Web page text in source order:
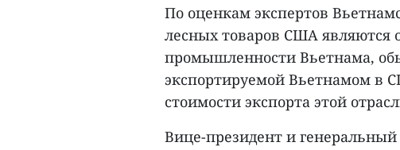
По оценкам экспертов
лесных товаров США
промышленности Вьетнама,
экспортируемой Вьетнамом в
стоимости экспорта этой
Вице-президент и